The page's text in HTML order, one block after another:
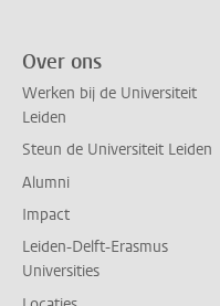
Over ons
Werken bij de Universiteit
Leiden
Steun de Universiteit Leiden
Alumni
Impact
Leiden-Delft-Erasmus
Universities